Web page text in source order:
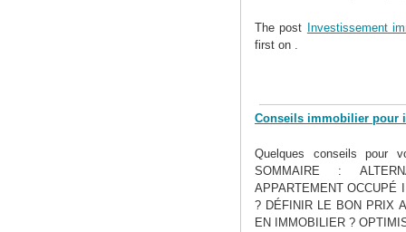
The post
Investissement
first on .
Conseils immobilier pour
Quelques conseils pour
SOMMAIRE :
APPARTEMENT OCCUPÉ
? DÉFINIR LE BON PRIX
EN IMMOBILIER ?